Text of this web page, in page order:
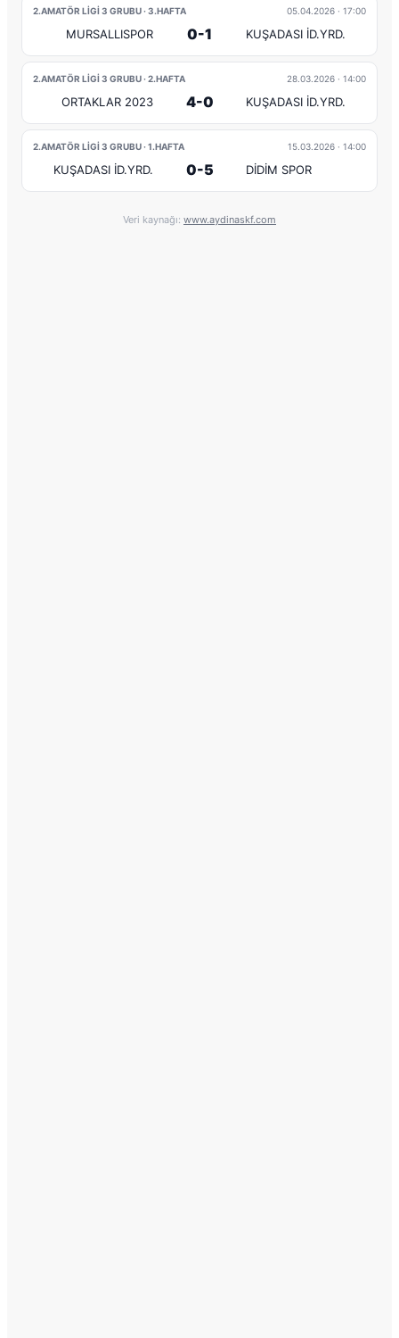
2.AMATÖR LİGİ 3 GRUBU · 3.HAFTA 05.04.2026 · 17:00
MURSALLISPOR 0-1 KUŞADASI İD.YRD.
2.AMATÖR LİGİ 3 GRUBU · 2.HAFTA 28.03.2026 · 14:00
ORTAKLAR 2023 4-0 KUŞADASI İD.YRD.
2.AMATÖR LİGİ 3 GRUBU · 1.HAFTA 15.03.2026 · 14:00
KUŞADASI İD.YRD. 0-5 DİDİM SPOR
Veri kaynağı: www.aydinaskf.com